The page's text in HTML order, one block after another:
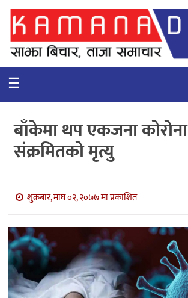
गृहपृष्ठ
समाचार
कुटनिती
कुराकानी
बाणिज्य
भिडियो
सिफारिस
☰
बाँकेमा थप एकजना कोरोना
संक्रमितको मृत्यु
शुक्रबार, माघ ०२, २०७७ मा प्रकाशित